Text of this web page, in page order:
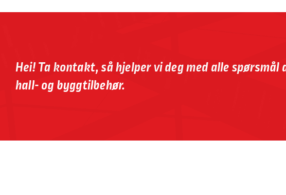
Hei! Ta kontakt, så hjelper vi deg med alle spørsmål
hall- og byggtilbehør.